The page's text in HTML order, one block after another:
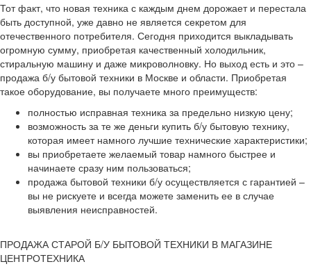
Тот факт, что новая техника с каждым днем дорожает и перестала
быть доступной, уже давно не является секретом для
отечественного потребителя. Сегодня приходится выкладывать
огромную сумму, приобретая качественный холодильник,
стиральную машину и даже микроволновку. Но выход есть и это –
продажа б/у бытовой техники в Москве и области. Приобретая
такое оборудование, вы получаете много преимуществ:
полностью исправная техника за предельно низкую цену;
возможность за те же деньги купить б/у бытовую технику,
которая имеет намного лучшие технические характеристики;
вы приобретаете желаемый товар намного быстрее и
начинаете сразу ним пользоваться;
продажа бытовой техники б/у осуществляется с гарантией –
вы не рискуете и всегда можете заменить ее в случае
выявления неисправностей.
ПРОДАЖА СТАРОЙ Б/У БЫТОВОЙ ТЕХНИКИ В МАГАЗИНЕ
ЦЕНТРОТЕХНИКА